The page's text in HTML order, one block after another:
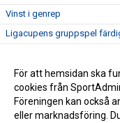
Vinst i genrep
Ligacupens gruppspel
Förlust i första
Nästa Match
För att hemsidan ska
cookies från
Föreningen kan också
eller marknadsföring.